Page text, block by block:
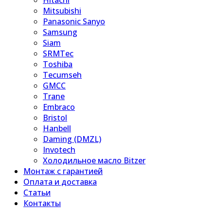
Mitsubishi
Panasonic Sanyo
Samsung
Siam
SRMTec
Toshiba
Tecumseh
GMCC
Trane
Embraco
Bristol
Hanbell
Daming (DMZL)
Invotech
Холодильное масло Bitzer
Монтаж с гарантией
Оплата и доставка
Статьи
Контакты